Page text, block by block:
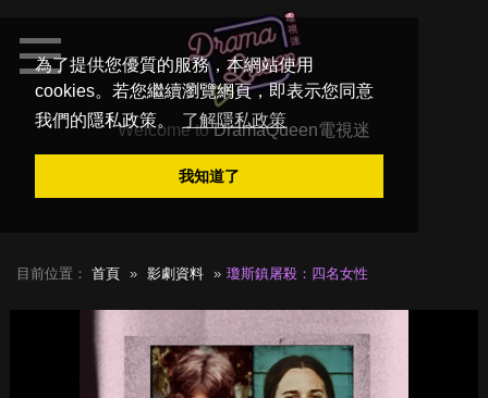
為了提供您優質的服務，本網站使用
cookies。若您繼續瀏覽網頁，即表示您同意
我們的隱私政策。
了解隱私政策
我知道了
Welcome toDramaQueen電視迷
目前位置： 首頁 影劇資料 瓊斯鎮屠殺：四名女性